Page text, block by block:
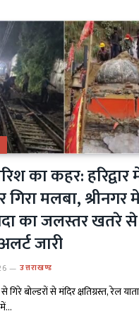
का कहर:
गिरा मलबा, श्रीनगर
का जलस्तर खतरे
जारी
उत्तराखण्ड
से गिरे बोल्डरों से मंदिर क्षतिग्रस्त, रेल
में…